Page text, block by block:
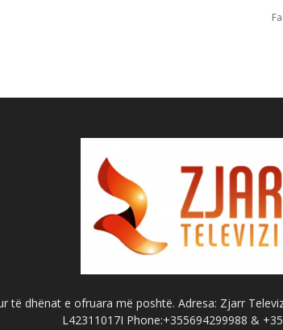
të dhënat e ofruara më poshtë. Adresa: Zjarr
L42311017I Phone:+355694299988 &